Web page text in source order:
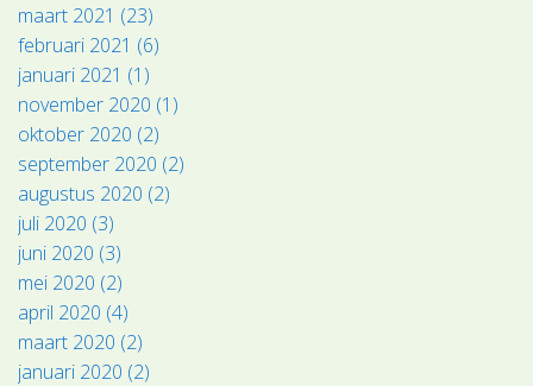
maart 2021 (23)
februari 2021 (6)
januari 2021 (1)
november 2020 (1)
oktober 2020 (2)
september 2020 (2)
augustus 2020 (2)
juli 2020 (3)
juni 2020 (3)
mei 2020 (2)
april 2020 (4)
maart 2020 (2)
januari 2020 (2)